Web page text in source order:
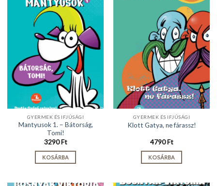
GYERMEK ÉS IFJÚSÁGI
Mantyusok 1. – Bátorság,
Tomi!
3290Ft
KOSÁRBA
GYERMEK ÉS IFJÚSÁGI
Klott Gatya, ne fárassz!
4790Ft
KOSÁRBA